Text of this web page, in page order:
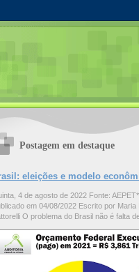
Postagem em destaque
eleições e modelo
4 de agosto de 2022 Fonte: AEPET*
em 04/08/2022 Escrito por Maria
O problema do Brasil não é falta de